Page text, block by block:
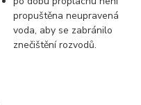
propuštěna neupravená
voda, aby se zabránilo
znečištění rozvodů.